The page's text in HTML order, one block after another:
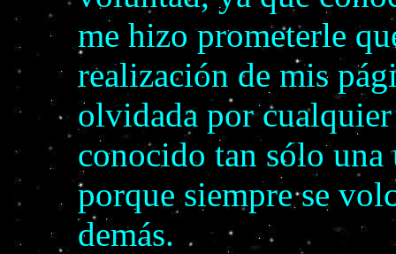
me hizo prometerle
realización de mis
olvidada por
conocido tan sólo
porque siempre se
demás.